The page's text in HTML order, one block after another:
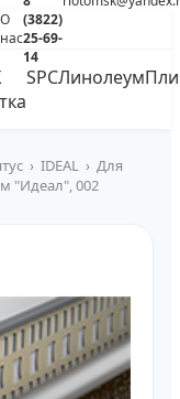
О
нас
(3822)
25-69-
14
SPCЛинолеум
› IDEAL › Для
"Идеал", 002